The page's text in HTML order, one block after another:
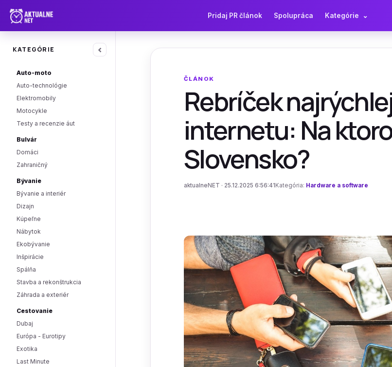
Pridaj PR článok Spolupráca Kategórie ⌄
KATEGÓRIE ‹
Auto-moto
Auto-technológie
Elektromobily
Motocykle
Testy a recenzie áut
Bulvár
Domáci
Zahraničný
Bývanie
Bývanie a interiér
Dizajn
Kúpeľne
Nábytok
Ekobývanie
Inšpirácie
Spálňa
Stavba a rekonštrukcia
Záhrada a exteriér
Cestovanie
Dubaj
Európa - Eurotipy
Exotika
Last Minute
ČLÁNOK
Rebríček
internetu: Na
Slovensko?
aktualneNET · 25.12.2025 6:56:41 Kategória: Hardware a software